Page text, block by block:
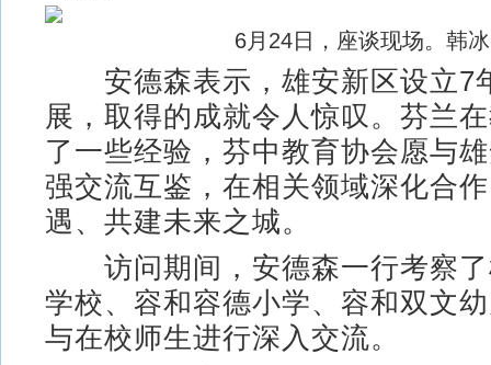
6月24日，座谈现场。韩
安德森表示，雄安新区设立7
展，取得的成就令人惊叹。芬兰
了一些经验，芬中教育协会愿与
强交流互鉴，在相关领域深化合
遇、共建未来之城。
访问期间，安德森一行考察了
学校、容和容德小学、容和双文
与在校师生进行深入交流。